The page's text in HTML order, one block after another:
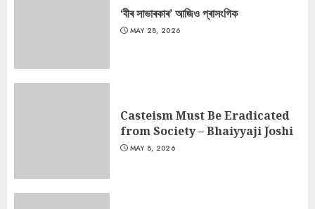
‘বীৰ সাভাৰকাৰ’ আজিও প্ৰাসংগিক
MAY 28, 2026
Casteism Must Be Eradicated
from Society – Bhaiyyaji Joshi
MAY 8, 2026